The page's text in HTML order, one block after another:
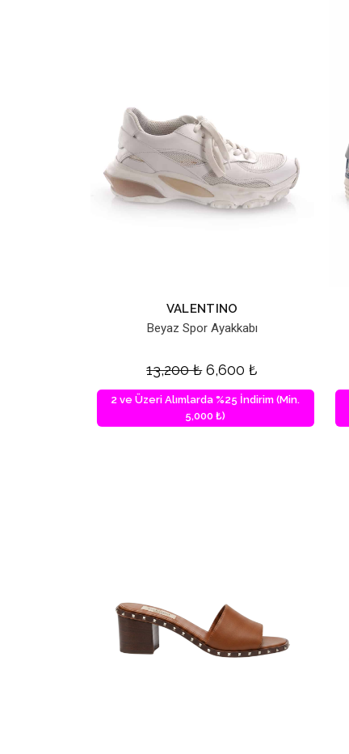
VALENTINO
Beyaz Spor Ayakkabı
13,200₺ 6,600₺
2 ve Üzeri Alımlarda %25 İndirim (Min.
5,000 ₺)